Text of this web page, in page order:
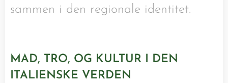
sammen i den regionale identitet.
MAD, TRO, OG KULTUR I DEN
ITALIENSKE VERDEN